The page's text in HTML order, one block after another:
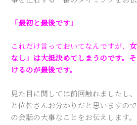
「最初と最後です」
これだけ言っておいてなんですが、
なし」は大抵決めてしまうのです。
けるのが最後です。
見た目に関しては前回触れましたし
と位皆さんお分かりだと思いますの
の会話の大事なことをお伝えします。